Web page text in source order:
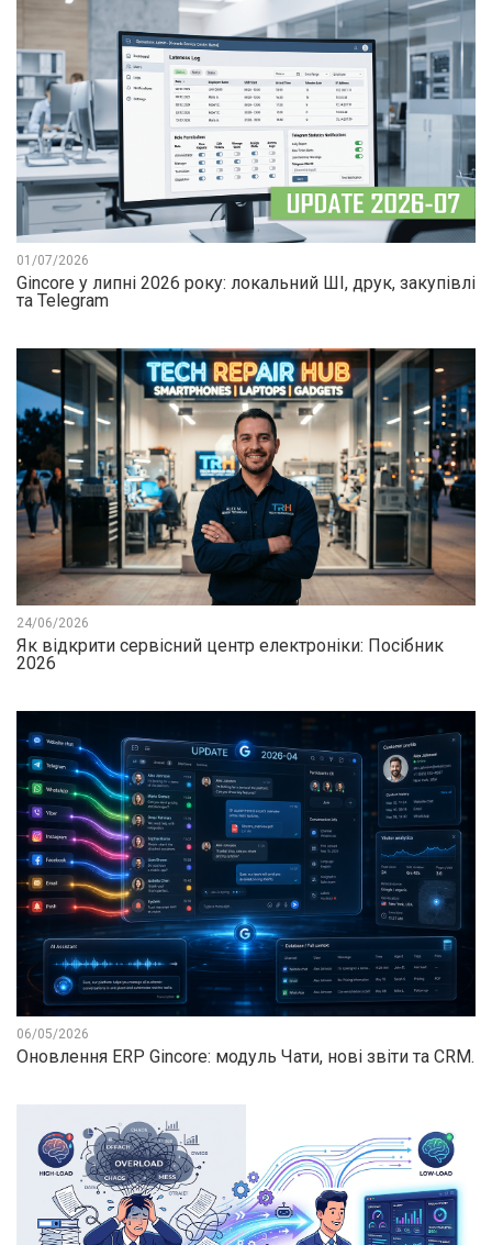
01/07/2026
Gincore у липні 2026 року: локальний ШІ, друк, закупівлі
та Telegram
24/06/2026
Як відкрити сервісний центр електроніки: Посібник
2026
06/05/2026
Оновлення ERP Gincore: модуль Чати, нові звіти та CRM.